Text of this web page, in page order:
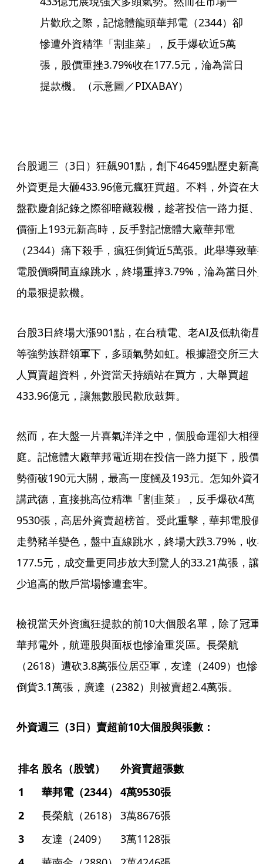
片歡欣之際，記憶體龍頭華邦電（2344）卻
慘遭外資精準「割韭菜」，反手爆砍近5萬
張，股價重挫3.79%收在177.5元，淪為當日
提款機。（示意圖／PIXABAY）
台股週三（3日）狂飆901點，創下46459點歷史新高
外資更是大砸433.96億元瘋狂買超。不料，外資在大
盤歡慶創紀錄之際卻暗藏殺機，趁著投信一路力挺、
價衝上193元新高時，反手對記憶體大廠華邦電
（2344）痛下殺手，瘋狂倒貨近5萬張。此舉導致華
電股價瞬間直線跳水，終場重摔3.79%，淪為當日外
的最狠提款機。
台股3日終場大漲901點，在台積電、老AI及低軌衛星
等強勢族群領軍下，多頭氣勢如虹。根據證交所三大
人買賣超資料，外資當天持續站在買方，大舉買超
433.96億元，讓無數股民歡欣鼓舞。
然而，在大盤一片喜氣洋洋之中，個股命運卻大相徑
庭。記憶體大廠華邦電近期在投信一路力挺下，股價
勢衝破190元大關，最高一度觸及193元。怎知外資不
講武德，直接挑高位精準「割韭菜」，反手爆砍4萬
9530張，高居外資賣超榜首。受此重擊，華邦電股價
走勢豬羊變色，盤中直線跳水，終場大跌3.79%，收
177.5元，成交量更同步放大到驚人的33.21萬張，讓
少追高的散戶當場慘遭套牢。
檢視當天外資瘋狂提款的前10大個股名單，除了冠軍
華邦電外，航運股與面板也慘淪重災區。長榮航
（2618）遭砍3.8萬張位居亞軍，友達（2409）也慘
倒貨3.1萬張，廣達（2382）則被賣超2.4萬張。
外資週三（3日）賣超前10大個股與張數：
排名 股名（股號）
外資賣超張數
1
華邦電（2344）
4萬9530張
2
長榮航（2618）
3萬8676張
3
友達（2409）
3萬1128張